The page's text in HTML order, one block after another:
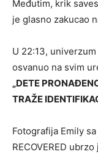
Međutim, krik
je glasno zakucao
U 22:13,
osvanuo na svim
„DETE
TRAŽE
Fotografija Emily
RECOVERED